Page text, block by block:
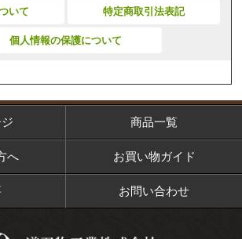
いて 特定商取引法表記
個人情報の保護について
商品一覧
へ お買い物ガイド
お問い合わせ